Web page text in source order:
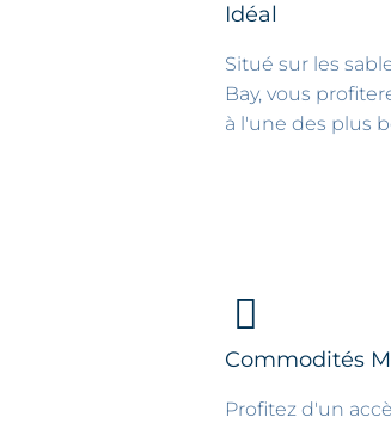
Idéal
Situé sur les
Bay, vous
à l'une des plus
Commodités
Profitez d'un